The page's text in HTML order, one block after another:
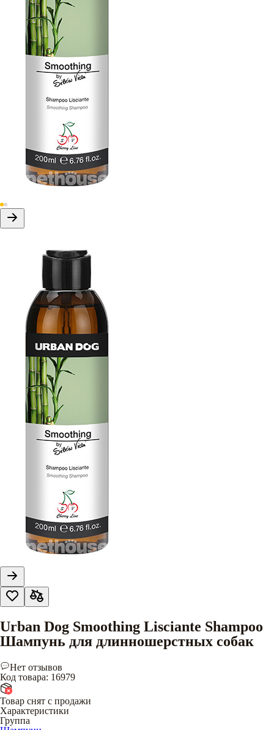
Urban Dog Smoothing Lisciante Shampoo
Шампунь для длинношерстных собак
Нет отзывов
Код товара: 16979
Товар снят с продажи
Характеристики
Группа